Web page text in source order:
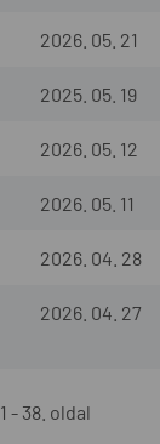
2026. 05. 21
2025. 05. 19
2026. 05. 12
2026. 05. 11
2026. 04. 28
2026. 04. 27
1 - 38. oldal